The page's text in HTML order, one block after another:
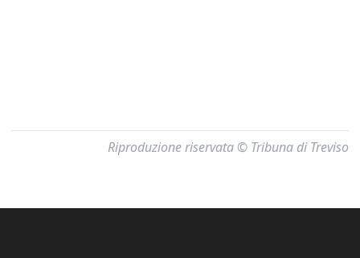
Riproduzione riservata © Tribuna di Treviso